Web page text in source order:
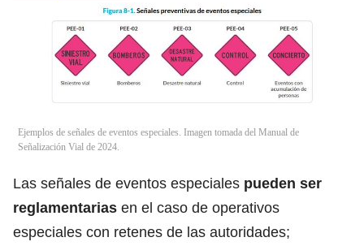
Ejemplos de señales de eventos especiales. Imagen tomada del Manual de
Señalización Vial de 2024.
Las señales de eventos especiales pueden ser
reglamentarias en el caso de operativos
especiales con retenes de las autoridades;